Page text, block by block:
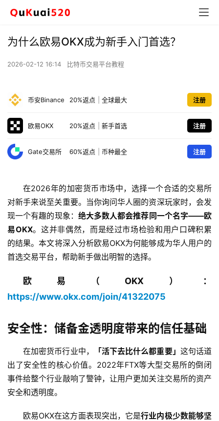
为什么欧易OKX成为新手入门首选？
2026-02-12 16:14 比特币交易平台教程
币安Binance 20%返点 全球最大 注册
欧易OKX 20%返点 新手首选 注册
Gate交易所 60%返点 币种最全 注册
在2026年的加密货币市场中，选择一个合适的交易所
对新手来说至关重要。当你询问华人圈的资深玩家时，会发
现一个有趣的现象： 绝大多数人都会推荐同一个名字——欧
易OKX。这并非偶然，而是经过市场检验和用户口碑积累
的结果。本文将深入分析欧易OKX为何能够成为华人用户的
首选交易平台，帮助新手做出明智的选择。
欧易（OKX）：
https://www.okx.com/join/41322075
安全性：储备金透明度带来的信任基础
在加密货币行业中， 「活下去比什么都重要」 这句话道
出了安全性的核心价值。2022年FTX等大型交易所的倒闭
事件给整个行业敲响了警钟，让用户更加关注交易所的资产
安全和透明度。
欧易OKX在这方面表现突出，它是行业内极少数能够坚